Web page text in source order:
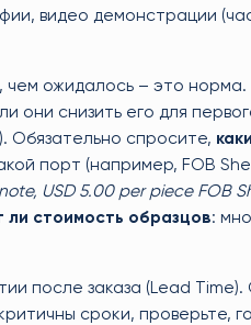
видео демонстрации
, чем ожидалось – это норма.
они снизить его для
Обязательно спросите,
порт (например, FOB
USD 5.00 per piece FOB
ли стоимость образцов:
после заказа (Lead
сроки, проверьте,